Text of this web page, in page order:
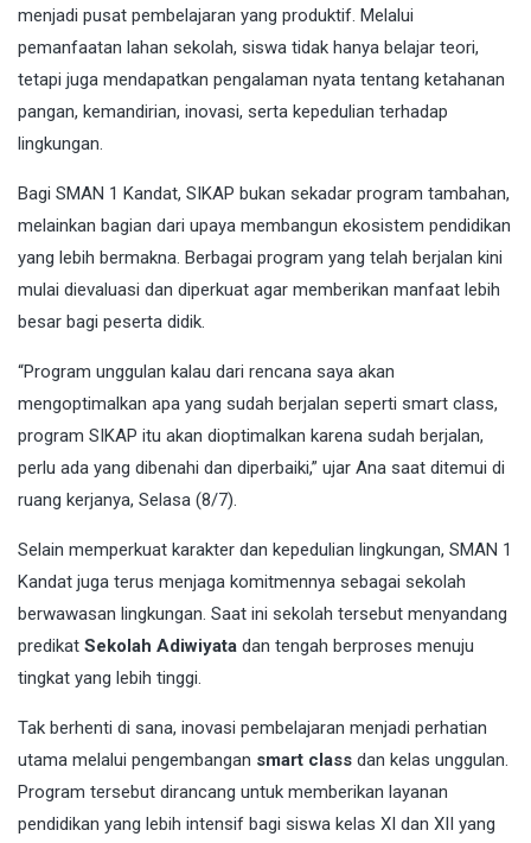
menjadi pusat pembelajaran yang produktif. Melalui
pemanfaatan lahan sekolah, siswa tidak hanya belajar teori,
tetapi juga mendapatkan pengalaman nyata tentang ketahanan
pangan, kemandirian, inovasi, serta kepedulian terhadap
lingkungan.
Bagi SMAN 1 Kandat, SIKAP bukan sekadar program tambahan,
melainkan bagian dari upaya membangun ekosistem pendidikan
yang lebih bermakna. Berbagai program yang telah berjalan kini
mulai dievaluasi dan diperkuat agar memberikan manfaat lebih
besar bagi peserta didik.
“Program unggulan kalau dari rencana saya akan
mengoptimalkan apa yang sudah berjalan seperti smart class,
program SIKAP itu akan dioptimalkan karena sudah berjalan,
perlu ada yang dibenahi dan diperbaiki,” ujar Ana saat ditemui di
ruang kerjanya, Selasa (8/7).
Selain memperkuat karakter dan kepedulian lingkungan, SMAN 1
Kandat juga terus menjaga komitmennya sebagai sekolah
berwawasan lingkungan. Saat ini sekolah tersebut menyandang
predikat Sekolah Adiwiyata dan tengah berproses menuju
tingkat yang lebih tinggi.
Tak berhenti di sana, inovasi pembelajaran menjadi perhatian
utama melalui pengembangan smart class dan kelas unggulan.
Program tersebut dirancang untuk memberikan layanan
pendidikan yang lebih intensif bagi siswa kelas XI dan XII yang